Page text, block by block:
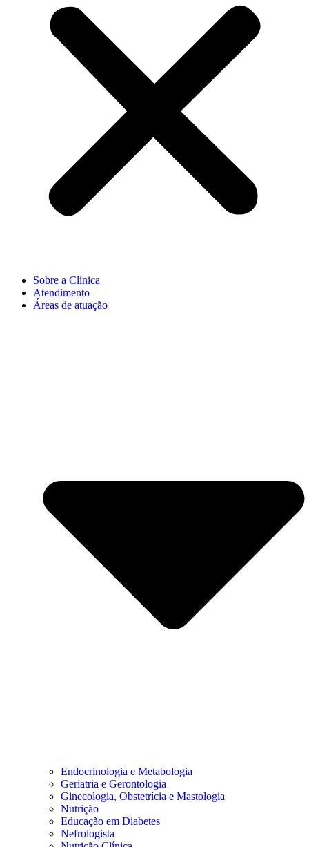
Sobre a Clínica
Atendimento
Áreas de atuação
Endocrinologia e Metabologia
Geriatria e Gerontologia
Ginecologia, Obstetrícia e Mastologia
Nutrição
Educação em Diabetes
Nefrologista